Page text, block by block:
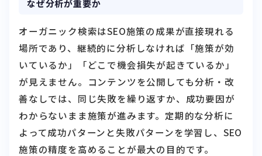
なぜ分析が重要か
オーガニック検索はSEO施策の成果が直接現れる
場所であり、継続的に分析しなければ「施策が効
いているか」「どこで機会損失が起きているか」
が見えません。コンテンツを公開しても分析・改
善なしでは、同じ失敗を繰り返すか、成功要因が
わからないまま施策が進みます。定期的な分析に
よって成功パターンと失敗パターンを学習し、SEO
施策の精度を高めることが最大の目的です。